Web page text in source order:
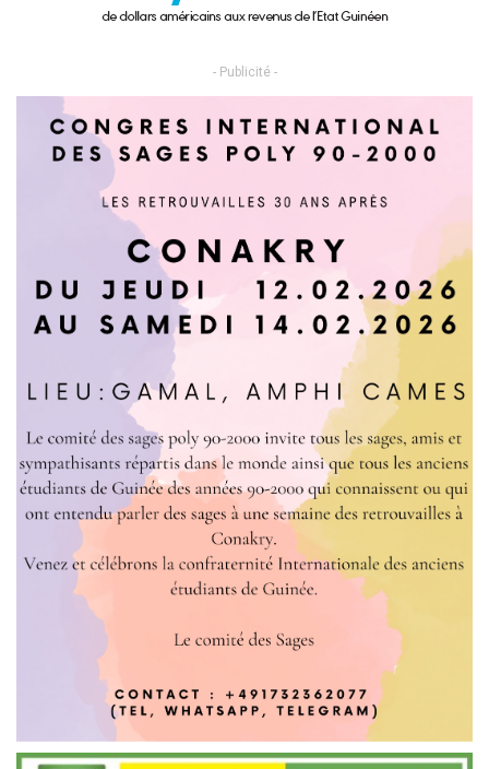
- Publicité -